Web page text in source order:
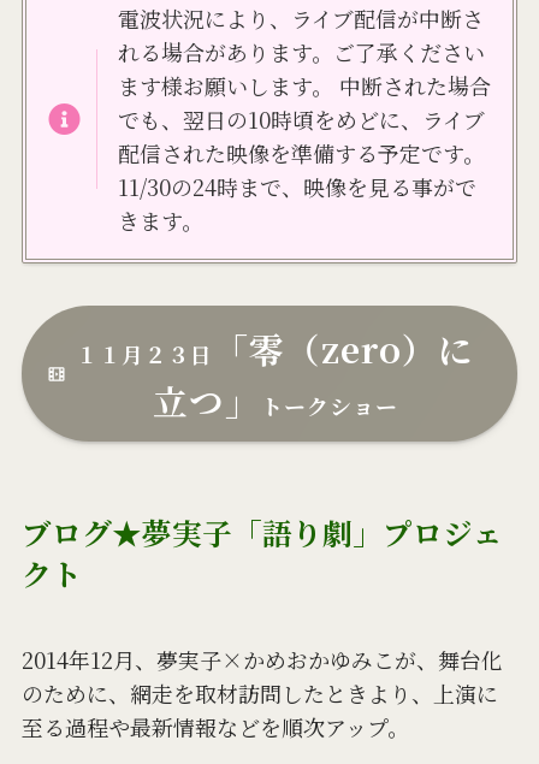
電波状況により、ライブ配信が中断さ
れる場合があります。ご了承ください
ます様お願いします。 中断された場合
でも、翌日の10時頃をめどに、ライブ
配信された映像を準備する予定です。
11/30の24時まで、映像を見る事がで
きます。
１１月２３日
「零（zero）に
立つ」
トークショー
ブログ★夢実子「語り劇」プロジェ
クト
2014年12月、夢実子×かめおかゆみこが、舞台化
のために、網走を取材訪問したときより、上演に
至る過程や最新情報などを順次アップ。